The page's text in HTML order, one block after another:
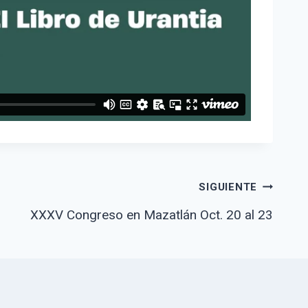
SIGUIENTE
XXXV Congreso en Mazatlán Oct. 20 al 23